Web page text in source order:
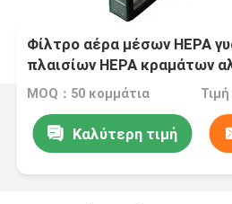
Φίλτρο αέρα μέσων HEPA
πλαισίων HEPA κραμάτων
H13 H14 U15 U16 U17
MOQ：50 κομμάτια
Καλύτερη τιμή